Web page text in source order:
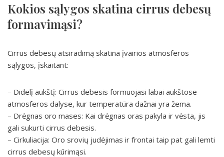
Kokios sąlygos skatina cirrus debesų
formavimąsi?
Cirrus debesų atsiradimą skatina įvairios atmosferos
sąlygos, įskaitant:
– Didelį aukštį: Cirrus debesis formuojasi labai aukštose
atmosferos dalyse, kur temperatūra dažnai yra žema.
– Drėgnas oro mases: Kai drėgnas oras pakyla ir vėsta, jis
gali sukurti cirrus debesis.
– Cirkuliacija: Oro srovių judėjimas ir frontai taip pat gali lemti
cirrus debesų kūrimąsi.